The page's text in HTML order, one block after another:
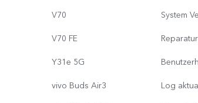
V70
V70 FE
Y31e 5G
vivo Buds Air3
System
Log